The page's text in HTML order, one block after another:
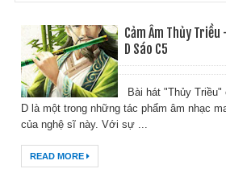
Cảm Âm Thủy
D Sáo C5
Bài hát "Thủy Triều"
D là một trong những tác phẩm âm nhạc
của nghệ sĩ này. Với sự ...
READ MORE